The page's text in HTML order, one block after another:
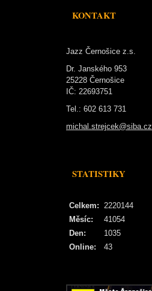
KONTAKT
Jazz Černošice z.s.
Dr. Janského 953
25228 Černošice
IČ: 22693751
Tel.: 602 613 731
michal.strejcek@siba.cz
STATISTIKY
Online: 43
Celkem: 2220144
Měsíc:
41054
Den:
1035